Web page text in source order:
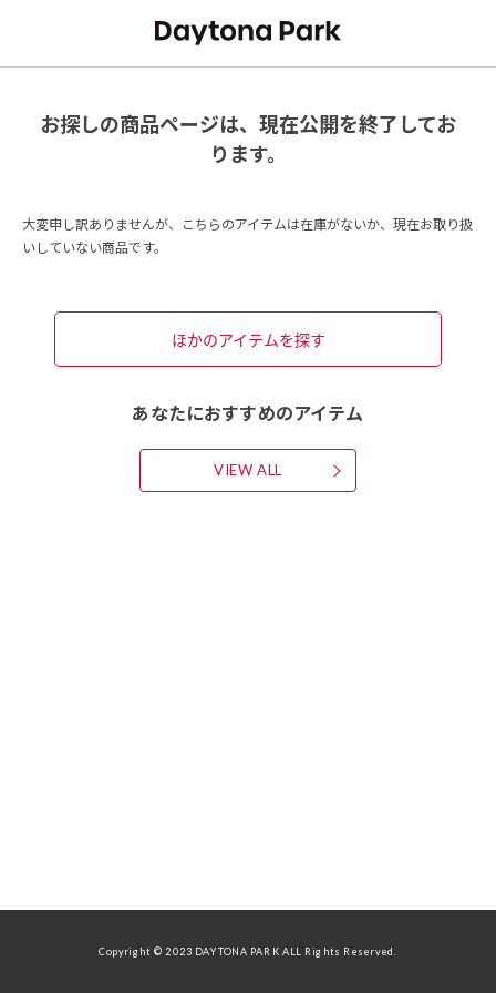
お探しの商品ページは、現在公開を終了してお
ります。
大変申し訳ありませんが、こちらのアイテムは在庫がないか、現在お取り扱
いしていない商品です。
ほかのアイテムを探す
あなたにおすすめのアイテム
VIEW ALL
Copyright © 2023 DAYTONA PARK ALL Rights Reserved.